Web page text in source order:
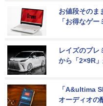
お値段そのま
「お得なゲー
レイズのプレ
から「2×9R」
「A&ultima
オーディオの